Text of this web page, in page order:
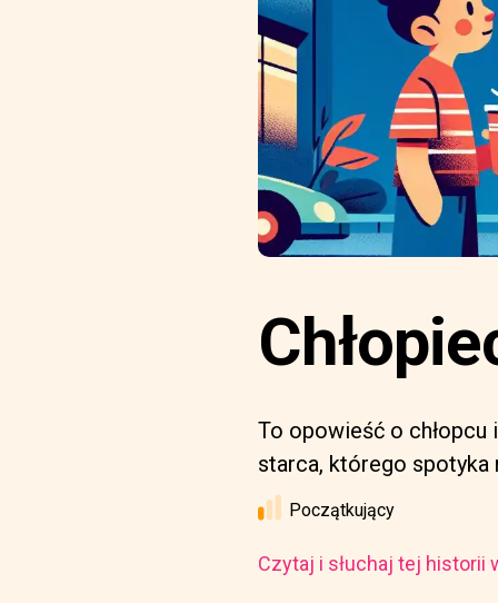
To opowieść o
starca, którego spotyka
Początkujący
Czytaj i słuchaj tej historii